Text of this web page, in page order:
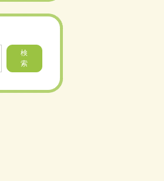
検
索